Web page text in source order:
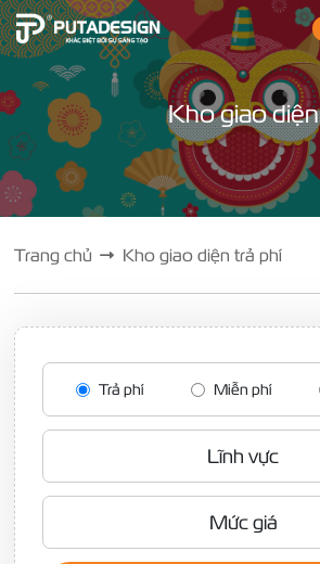
Kho giao diện
Trang chủ Kho giao diện trả phí
Trả phí Miễn phí
Lĩnh vực
Mức giá